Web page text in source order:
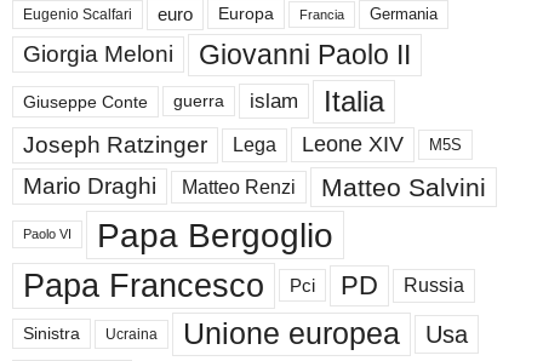
Eugenio Scalfari euro Europa Francia Germania
Giorgia Meloni Giovanni Paolo II
Giuseppe Conte guerra islam Italia
Joseph Ratzinger Lega Leone XIV M5S
Mario Draghi Matteo Renzi Matteo Salvini
Paolo VI Papa Bergoglio
Papa Francesco Pci PD Russia
Sinistra Ucraina Unione europea Usa